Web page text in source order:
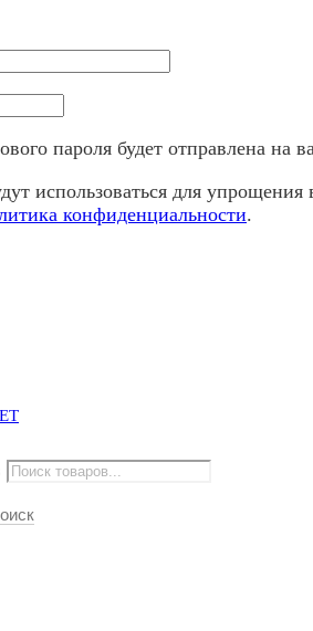
пароля будет отправлена ​​на
использоваться для упрощения
конфиденциальности.